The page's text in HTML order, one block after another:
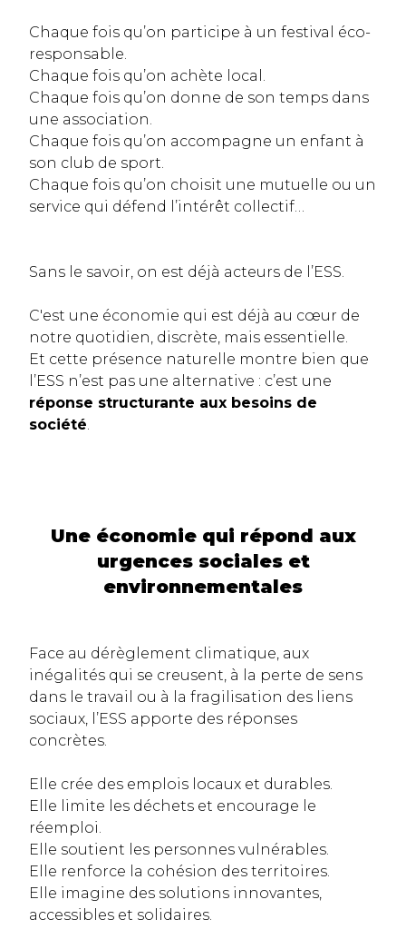
Chaque fois qu’on participe à un festival éco-
responsable.
Chaque fois qu’on achète local.
Chaque fois qu’on donne de son temps dans
une association.
Chaque fois qu’on accompagne un enfant à
son club de sport.
Chaque fois qu’on choisit une mutuelle ou un
service qui défend l’intérêt collectif…
Sans le savoir, on est déjà acteurs de l’ESS.
C'est une économie qui est déjà au cœur de
notre quotidien, discrète, mais essentielle.
Et cette présence naturelle montre bien que
l’ESS n’est pas une alternative : c’est une
réponse structurante aux besoins de
société.
Une économie qui répond aux
urgences sociales et
environnementales
Face au dérèglement climatique, aux
inégalités qui se creusent, à la perte de sens
dans le travail ou à la fragilisation des liens
sociaux, l’ESS apporte des réponses
concrètes.
Elle crée des emplois locaux et durables.
Elle limite les déchets et encourage le
réemploi.
Elle soutient les personnes vulnérables.
Elle renforce la cohésion des territoires.
Elle imagine des solutions innovantes,
accessibles et solidaires.